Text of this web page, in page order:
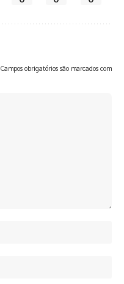
Campos obrigatórios são marcados com